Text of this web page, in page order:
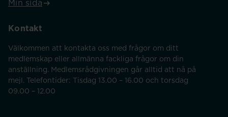
Min sida
Kontakt
Välkommen att kontakta oss med frågor om ditt
medlemskap eller allmänna fackliga frågor om din
anställning. Medlemsrådgivningen går alltid att nå på
mejl. Telefontider: Tisdag 13.00 – 16.00 och torsdag
09.00 – 12.00